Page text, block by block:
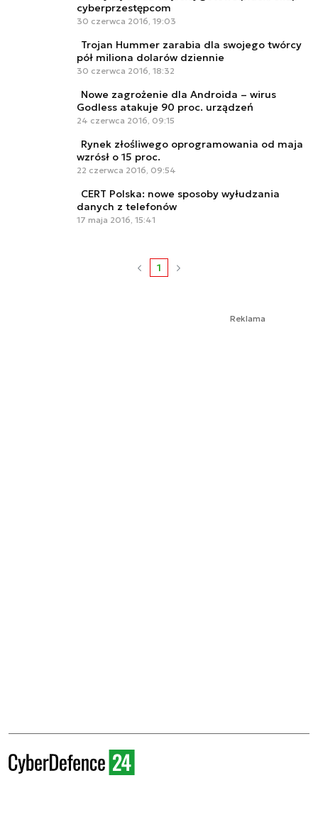
cyberprzestępcom
30 czerwca 2016, 19:03
Trojan Hummer zarabia dla swojego twórcy
pół miliona dolarów dziennie
30 czerwca 2016, 18:32
Nowe zagrożenie dla Androida – wirus
Godless atakuje 90 proc. urządzeń
24 czerwca 2016, 09:15
Rynek złośliwego oprogramowania od maja
wzrósł o 15 proc.
22 czerwca 2016, 09:54
CERT Polska: nowe sposoby wyłudzania
danych z telefonów
17 maja 2016, 15:41
1
Reklama